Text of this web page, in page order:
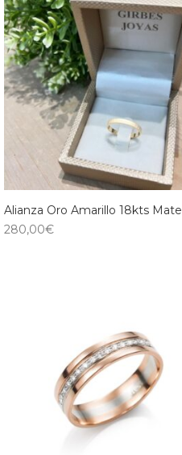
Alianza Oro Amarillo 18kts Mate
280,00€